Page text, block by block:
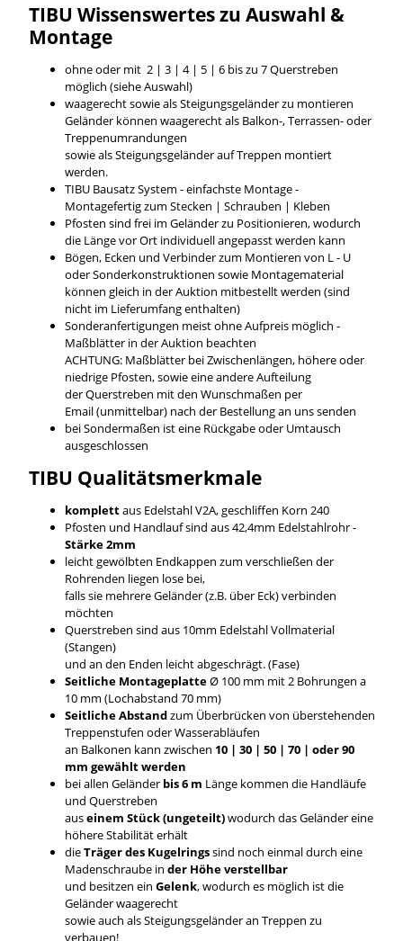
TIBU Wissenswerteszu Auswahl &
Montage
ohne oder mit 2 | 3 | 4 | 5 | 6 bis zu 7 Querstreben
möglich (siehe Auswahl)
waagerecht sowie als Steigungsgeländer zu montieren
Geländer können waagerecht als Balkon-, Terrassen- oder
Treppenumrandungen
sowie als Steigungsgeländer auf Treppen montiert
werden.
TIBU Bausatz System - einfachste Montage -
Montagefertig zum Stecken | Schrauben | Kleben
Pfosten sind frei im Geländer zu Positionieren, wodurch
die Länge vor Ort individuell angepasst werden kann
Bögen, Ecken und Verbinder zum Montieren von L - U
oder Sonderkonstruktionen sowie Montagematerial
können gleich in der Auktion mitbestellt werden (sind
nicht im Lieferumfang enthalten)
Sonderanfertigungen meist ohne Aufpreis möglich -
Maßblätter in der Auktion beachten
ACHTUNG: Maßblätter bei Zwischenlängen, höhere oder
niedrige Pfosten, sowie eine andere Aufteilung
der Querstreben mit den Wunschmaßen per
Email (unmittelbar) nach der Bestellung an uns senden
bei Sondermaßen ist eine Rückgabe oder Umtausch
ausgeschlossen
TIBU Qualitätsmerkmale
komplettaus Edelstahl V2A, geschliffen Korn 240
Pfosten und Handlauf sind aus 42,4mm Edelstahlrohr -
Stärke 2mm
leicht gewölbten Endkappen zum verschließen der
Rohrenden liegen lose bei,
falls sie mehrere Geländer (z.B. über Eck) verbinden
möchten
Querstreben sind aus 10mm Edelstahl Vollmaterial
(Stangen)
und an den Enden leicht abgeschrägt. (Fase)
Seitliche MontageplatteØ 100 mm mit 2 Bohrungen a
10 mm (Lochabstand 70 mm)
Seitliche Abstandzum Überbrücken von überstehenden
Treppenstufen oder Wasserabläufen
an Balkonen kann zwischen 10 | 30 | 50 | 70 | oder 90
mm gewählt werden
bei allen Geländer bis 6 m Länge kommen die Handläufe
und Querstreben
auseinem Stück (ungeteilt)wodurch das Geländer eine
höhere Stabilität erhält
dieTräger des Kugelringssind noch einmal durch eine
Madenschraube in der Höhe verstellbar
und besitzen ein Gelenk, wodurch es möglich ist die
Geländer waagerecht
sowie auch als Steigungsgeländer an Treppen zu
verbauen!